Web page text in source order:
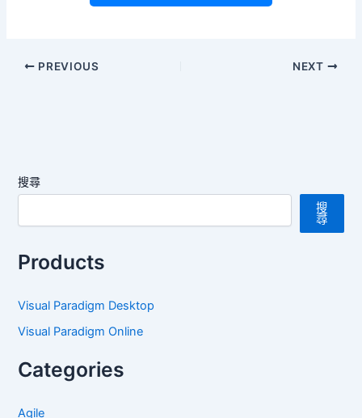
PREVIOUS NEXT
搜尋
搜
尋
Products
Visual Paradigm Desktop
Visual Paradigm Online
Categories
Agile